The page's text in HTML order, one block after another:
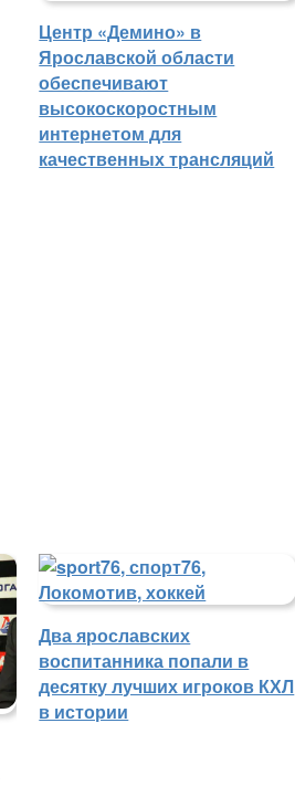
Центр «Демино» в
Ярославской области
обеспечивают
высокоскоростным
интернетом для
качественных трансляций
Два ярославских
воспитанника попали в
десятку лучших игроков КХЛ
в истории